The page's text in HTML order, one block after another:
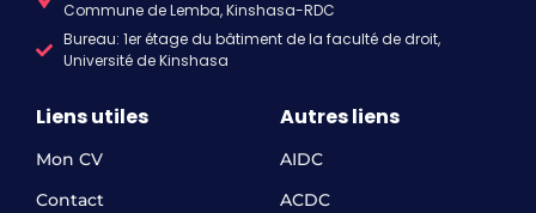
février 2006 à l’épreuve du
constitutionnalisme
Constitution congolaise du 18 février
Commune de Lemba, Kinshasa-RDC
Bureau: 1er étage du bâtiment de la faculté de droit,
Université de Kinshasa
Liens utiles
Mon CV
Contact
Autres liens
AIDC
ACDC